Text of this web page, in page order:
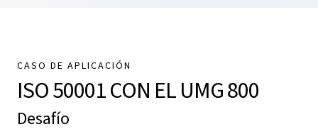
CASO DE APLICACIÓN
ISO 50001 CON EL UMG 800
Desafío